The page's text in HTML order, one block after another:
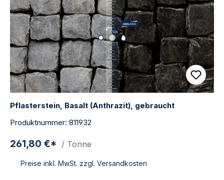
Pflasterstein, Basalt (Anthrazit), gebraucht
Produktnummer: 811932
261,80 €* / Tonne
Preise inkl. MwSt. zzgl. Versandkosten